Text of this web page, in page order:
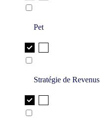
Pet
Stratégie de Revenus